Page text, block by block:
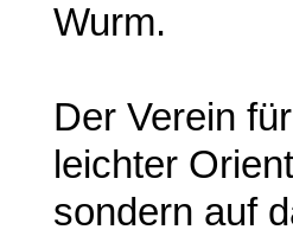
Wurm.
Der Verein
leichter
sondern auf